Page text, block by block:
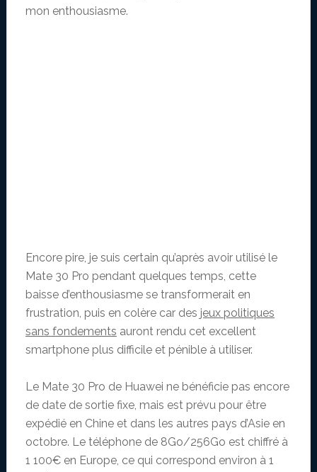
mon enthousiasme.
Encore pire, je suis certain qu’après avoir utilisé le
Mate 30 Pro pendant quelques temps, cette
baisse d’enthousiasme se transformerait en
frustration, puis en colère car des jeux politiques
sans fondements auront rendu cet excellent
smartphone plus difficile et pénible à utiliser.
Le Mate 30 Pro de Huawei ne bénéficie pas encore
de date de sortie fixe, mais est prévu pour être
expédié en Chine et dans les autres pays d’Asie en
octobre. Le téléphone de 8Go/256Go est chiffré à
1 100€ en Europe, ce qui correspond environ à 1